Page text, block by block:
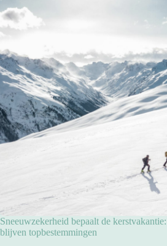
Sneeuwzekerheid bepaalt de
blijven topbestemmingen